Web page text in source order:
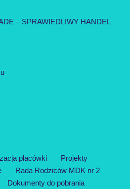
– SPRAWIEDLIWY HANDEL
placówki
Projekty
Rada Rodziców MDK nr 2
Dokumenty do pobrania